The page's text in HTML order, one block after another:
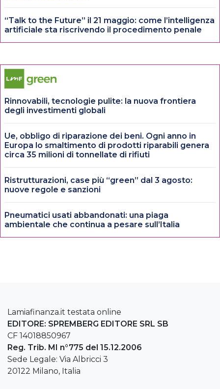
“Talk to the Future” il 21 maggio: come l’intelligenza
artificiale sta riscrivendo il procedimento penale
Rinnovabili, tecnologie pulite: la nuova frontiera
degli investimenti globali
Ue, obbligo di riparazione dei beni. Ogni anno in
Europa lo smaltimento di prodotti riparabili genera
circa 35 milioni di tonnellate di rifiuti
Ristrutturazioni, case più “green” dal 3 agosto:
nuove regole e sanzioni
Pneumatici usati abbandonati: una piaga
ambientale che continua a pesare sull’Italia
Lamiafinanza.it testata online
EDITORE: SPREMBERG EDITORE SRL SB
CF 14018850967
Reg. Trib. MI n°775 del 15.12.2006
Sede Legale: Via Albricci 3
20122 Milano, Italia